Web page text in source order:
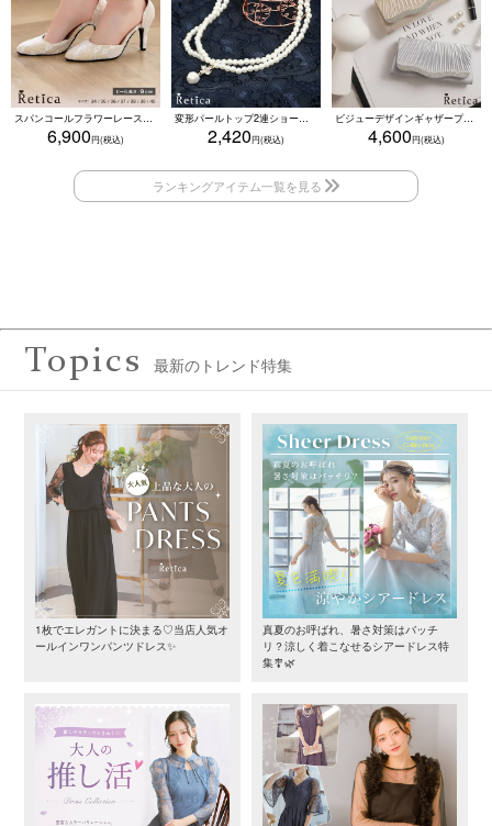
スパンコールフラワーレースアンクルストラップハイヒールセパレートパンプス (ベージュ)
6,900
変形パールトップ2連ショートパールネックレス(ホワイト)
2,420
ビジューデザインギャザープリーツ入り2wayバッグ(ベージュ/シルバー/ブラック)
4,600
Topics 最新のトレンド特集
1枚でエレガントに決まる♡当店人気オ
ールインワンパンツドレス✨
真夏のお呼ばれ、暑さ対策はバッチ
リ？涼しく着こなせるシアードレス特
集🎐🌿